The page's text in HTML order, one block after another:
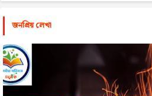
জনপ্রিয় লেখা